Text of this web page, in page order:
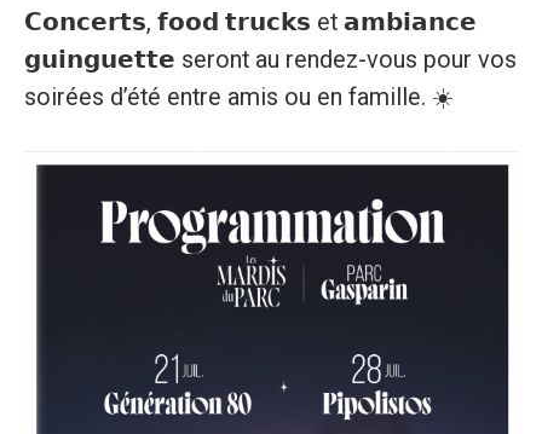
𝗖𝗼𝗻𝗰𝗲𝗿𝘁𝘀, 𝗳𝗼𝗼𝗱 𝘁𝗿𝘂𝗰𝗸𝘀 et 𝗮𝗺𝗯𝗶𝗮𝗻𝗰𝗲
𝗴𝘂𝗶𝗻𝗴𝘂𝗲𝘁𝘁𝗲 seront au rendez-vous pour vos
soirées d’été entre amis ou en famille. ☀️